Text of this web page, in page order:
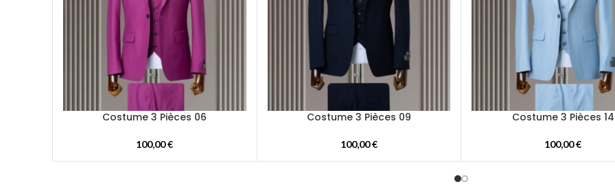
Costume 3 Pièces 06
100,00€
Costume 3 Pièces 09
100,00€
Costume 3 Pièces 14
100,00€